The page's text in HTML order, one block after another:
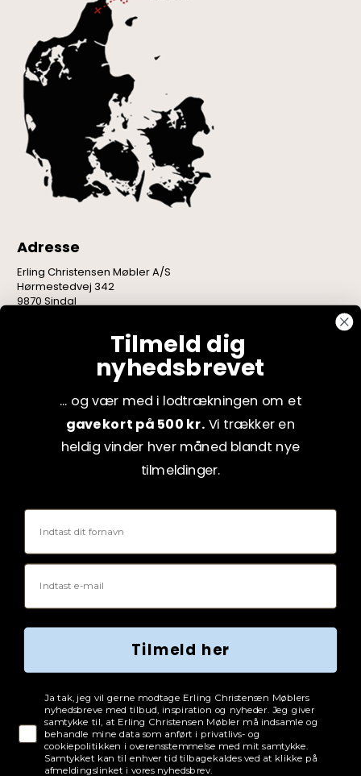
Adresse
Erling Christensen Møbler A/S
Hørmestedvej 342
9870 Sindal
Tilmeld dig
nyhedsbrevet
... og vær med i lodtrækningen om et
gavekort på 500 kr. Vi trækker en
heldig vinder hver måned blandt nye
tilmeldinger.
Fornavn
Email
Tilmeld her
Tjekboks samtykke
Ja tak, jeg vil gerne modtage Erling Christensen Møblers
nyhedsbreve med tilbud, inspiration og nyheder. Jeg giver
samtykke til, at Erling Christensen Møbler må indsamle og
behandle mine data som anført i privatlivs- og
cookiepolitikken i overensstemmelse med mit samtykke.
Samtykket kan til enhver tid tilbagekaldes ved at klikke på
afmeldingslinket i vores nyhedsbrev.